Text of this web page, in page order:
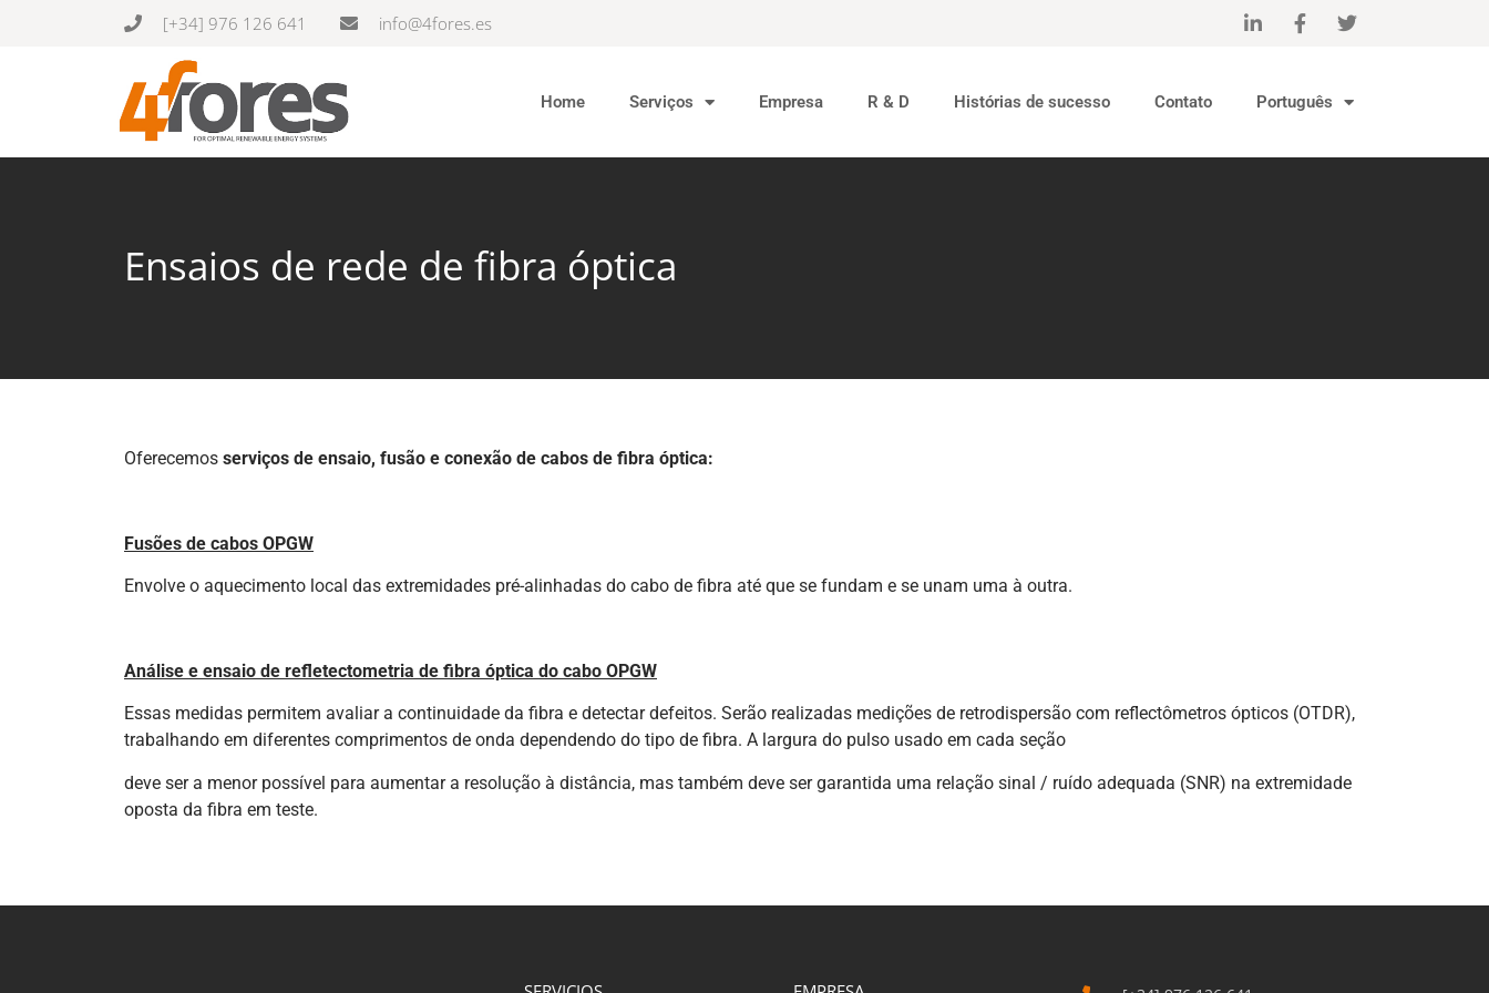
[+34] 976 126 641 info@4fores.es
Home Serviços Empresa R & D Histórias de sucesso Contato Português
Ensaios de rede de fibra óptica
Oferecemos serviços de ensaio, fusão e conexão de cabos de fibra óptica:
Fusões de cabos OPGW
Envolve o aquecimento local das extremidades pré-alinhadas do cabo de fibra até que se fundam e se unam uma à outra.
Análise e ensaio de refletectometria de fibra óptica do cabo OPGW
Essas medidas permitem avaliar a continuidade da fibra e detectar defeitos. Serão realizadas medições de retrodispersão com reflectômetros ópticos (OTDR),
trabalhando em diferentes comprimentos de onda dependendo do tipo de fibra. A largura do pulso usado em cada seção
deve ser a menor possível para aumentar a resolução à distância, mas também deve ser garantida uma relação sinal / ruído adequada (SNR) na extremidade
oposta da fibra em teste.